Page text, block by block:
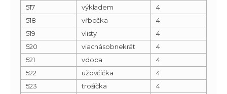
517
výkladem
4
518
vŕbočka
4
519
vlisty
4
520
viacnásobnekrát
4
521
vdoba
4
522
užovčička
4
523
trošíčka
4